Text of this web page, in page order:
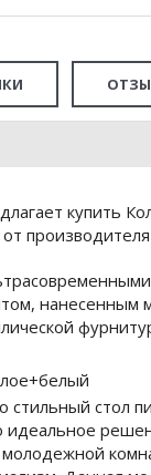
купить
производителя
нанесенным
стильный стол
молодежной